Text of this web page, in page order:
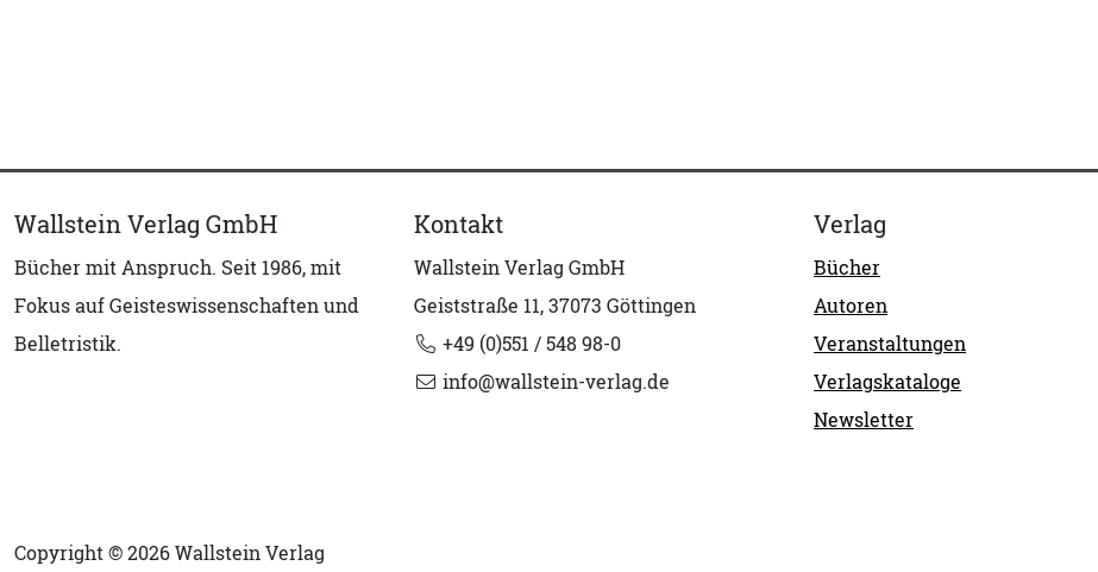
Wallstein Verlag GmbH
Bücher mit Anspruch. Seit 1986, mit
Fokus auf Geisteswissenschaften und
Belletristik.
Kontakt
Wallstein Verlag GmbH
Geiststraße 11, 37073 Göttingen
+49 (0)551 / 548 98-0
info@wallstein-verlag.de
Verlag
Bücher
Autoren
Veranstaltungen
Verlagskataloge
Newsletter
Copyright © 2026 Wallstein Verlag